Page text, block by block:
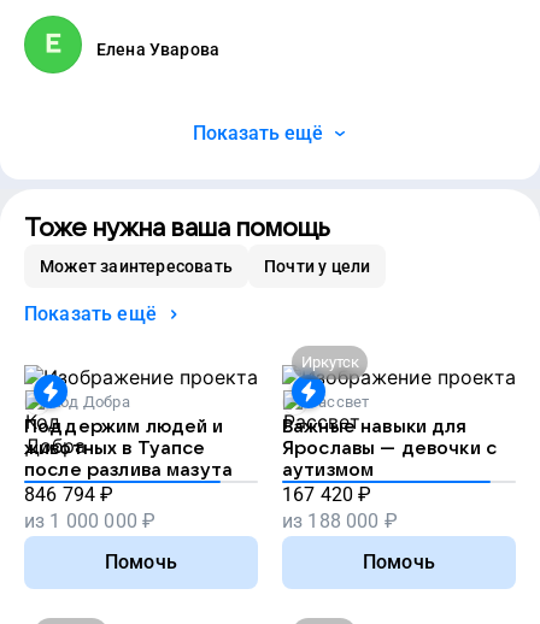
Елена Уварова
Показать ещё
Тоже нужна ваша помощь
Может заинтересовать Почти у цели
Показать ещё
Код Добра
Поддержим людей и
животных в Туапсе
после разлива мазута
846 794 ₽
из 1 000 000 ₽
Помочь
Иркутск
Рассвет
Важные навыки для
Ярославы — девочки с
аутизмом
167 420 ₽
из 188 000 ₽
Помочь